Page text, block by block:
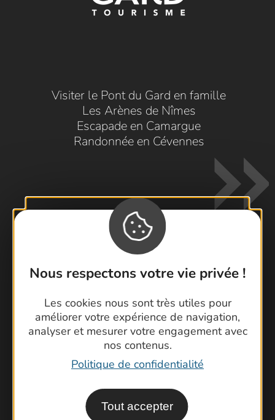
Nous respectons votre vie privée !
Les cookies nous sont très utiles pour
améliorer votre expérience de navigation,
analyser et mesurer votre engagement avec
nos contenus.
Politique de confidentialité
Tout accepter
Visiter le Pont du Gard en famille
Les Arènes de Nîmes
Escapade en Camargue
Randonnée en Cévennes
Contactez-nous !
Brochures
Cartoguides et Topoguides
Latitude Gard